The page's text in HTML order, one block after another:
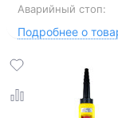
Аварийный стоп:
Подробнее о